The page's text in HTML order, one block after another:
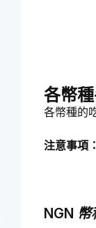
各幣
各幣種的
注意事項：
NGN 幣